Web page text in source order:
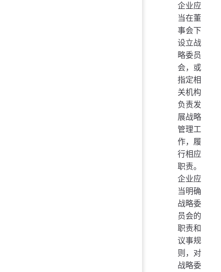
企业应
当在董
事会下
设立战
略委员
会，或
指定相
关机构
负责发
展战略
管理工
作，履
行相应
职责。
企业应
当明确
战略委
员会的
职责和
议事规
则，对
战略委